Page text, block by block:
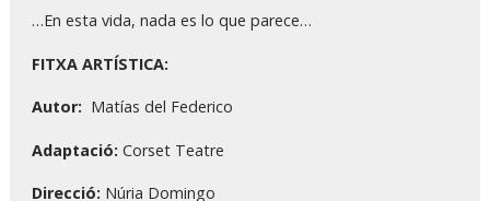
…En esta vida, nada es lo que parece…
FITXA ARTÍSTICA:
Autor: Matías del Federico
Adaptació: Corset Teatre
Direcció: Núria Domingo